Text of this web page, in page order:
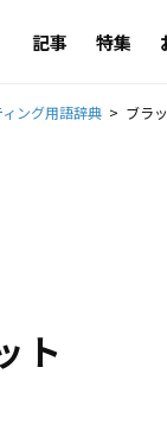
記事 特集
ング用語辞典 ブラ
ト